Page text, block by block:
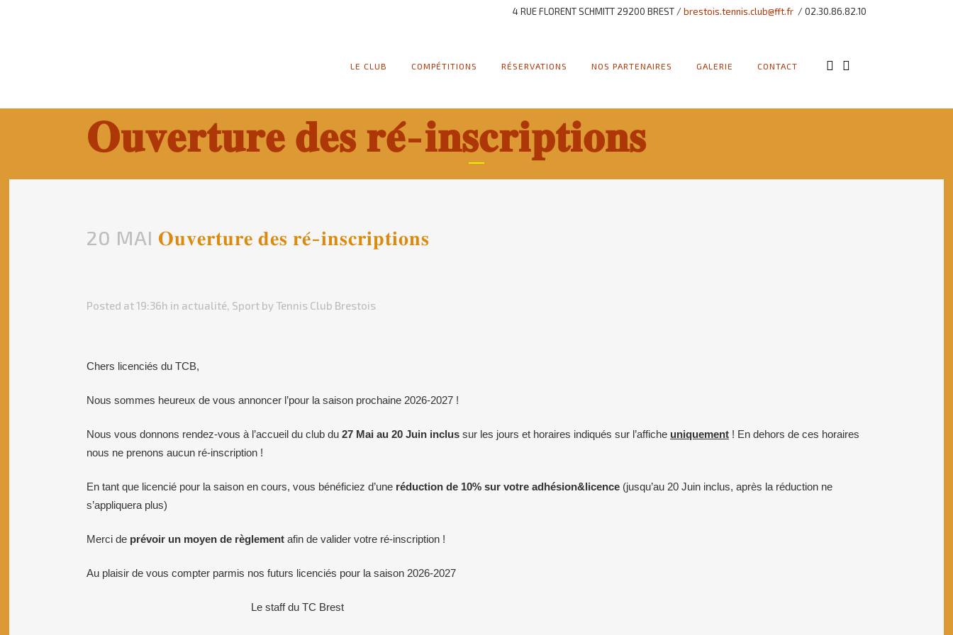
4 RUE FLORENT SCHMITT 29200 BREST /brestois.tennis.club@fft.fr / 02.30.86.82.10
LE CLUB COMPÉTITIONS RÉSERVATIONS NOS PARTENAIRES GALERIE CONTACT
𝐎𝐮𝐯𝐞𝐫𝐭𝐮𝐫𝐞 𝐝𝐞𝐬 𝐫𝐞́-𝐢𝐧𝐬𝐜𝐫𝐢𝐩𝐭𝐢𝐨𝐧𝐬
20 MAI 𝐎𝐮𝐯𝐞𝐫𝐭𝐮𝐫𝐞 𝐝𝐞𝐬 𝐫𝐞́-𝐢𝐧𝐬𝐜𝐫𝐢𝐩𝐭𝐢𝐨𝐧𝐬
Posted at 19:36h in actualité, Sport by Tennis Club Brestois
Chers licenciés du TCB,
Nous sommes heureux de vous annoncer l’pour la saison prochaine 2026-2027 !
Nous vous donnons rendez-vous à l’accueil du club du 27 Mai au 20 Juin inclus sur les jours et horaires indiqués sur l’affiche uniquement ! En dehors de ces horaires
nous ne prenons aucun ré-inscription !
En tant que licencié pour la saison en cours, vous bénéficiez d’une réduction de 10% sur votre adhésion&licence (jusqu’au 20 Juin inclus, après la réduction ne
s’appliquera plus)
Merci de prévoir un moyen de règlement afin de valider votre ré-inscription !
Au plaisir de vous compter parmis nos futurs licenciés pour la saison 2026-2027
Le staff du TC Brest